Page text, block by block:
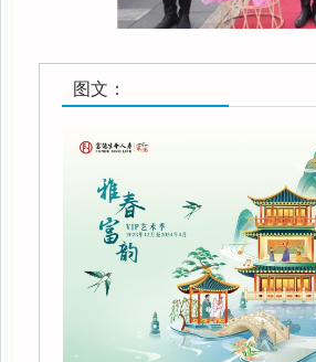
图文：